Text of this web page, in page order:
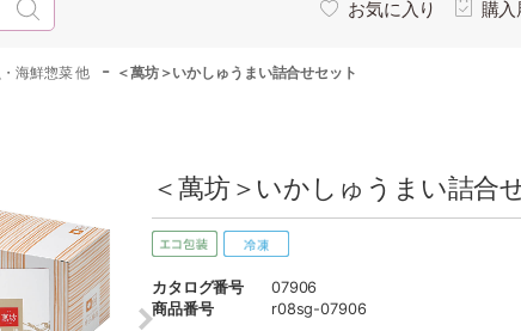
お気に入り 購
海鮮惣菜 他 - ＜萬坊＞いかしゅうまい詰合せセット
＜萬坊＞いかしゅうまい詰合
カタログ番号
07906
商品番号
r08sg-07906